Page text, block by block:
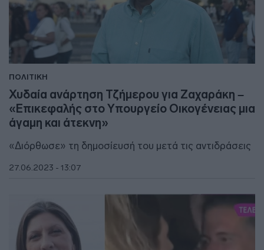
ΠΟΛΙΤΙΚΗ
Χυδαία ανάρτηση Τζήμερου για Ζαχαράκη –
«Επικεφαλής στο Υπουργείο Οικογένειας μια
άγαμη και άτεκνη»
«Διόρθωσε» τη δημοσίευσή του μετά τις αντιδράσεις
27.06.2023 - 13:07